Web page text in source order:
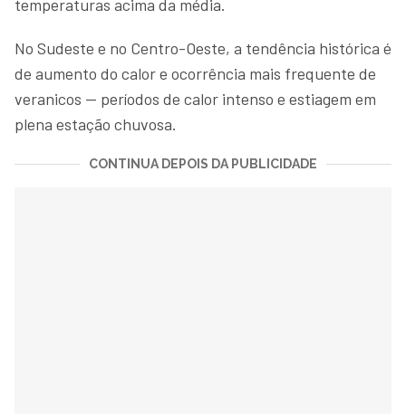
temperaturas acima da média.
No Sudeste e no Centro-Oeste, a tendência histórica é
de aumento do calor e ocorrência mais frequente de
veranicos — períodos de calor intenso e estiagem em
plena estação chuvosa.
CONTINUA DEPOIS DA PUBLICIDADE